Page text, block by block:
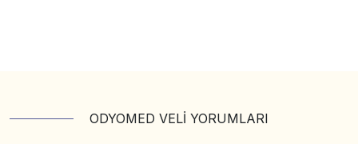
ODYOMED VELİ YORUMLARI